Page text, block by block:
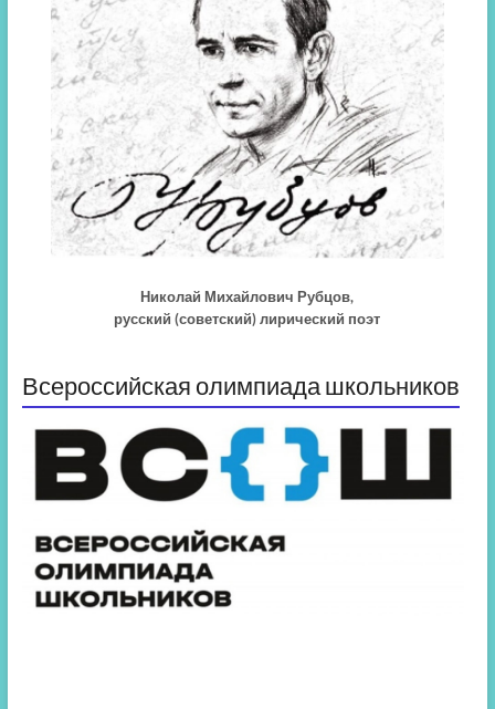
Николай Михайлович Рубцов,
русский (советский) лирический поэт
Всероссийская олимпиада школьников